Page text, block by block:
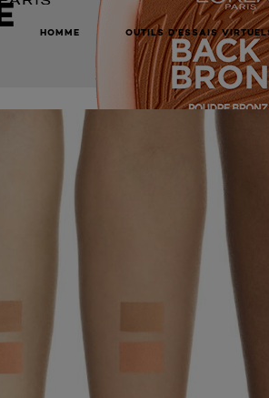
HOMME OUTILS D’ESSAIS